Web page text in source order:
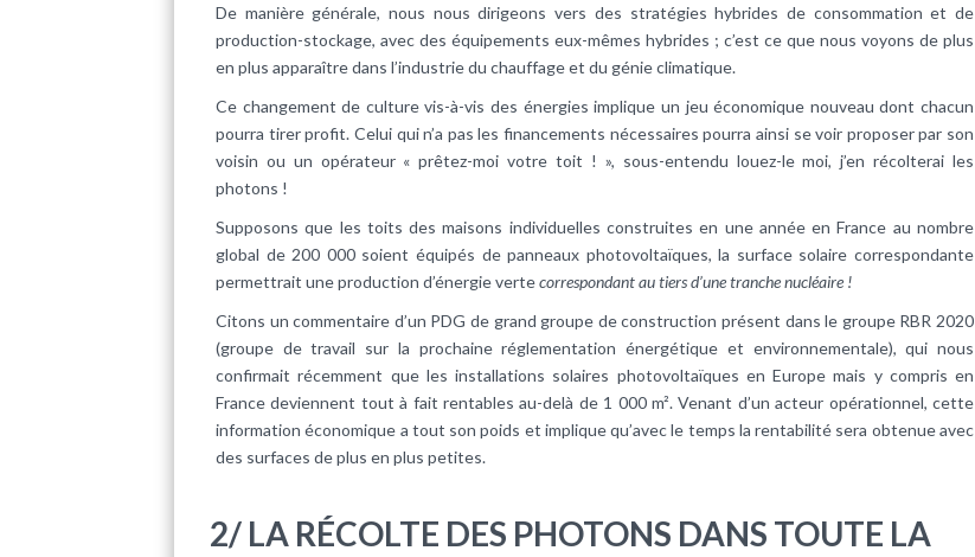
De manière générale, nous nous dirigeons vers des stratégies hybrides de consommation et de
production-stockage, avec des équipements eux-mêmes hybrides ; c’est ce que nous voyons de plus
en plus apparaître dans l’industrie du chauffage et du génie climatique.
Ce changement de culture vis-à-vis des énergies implique un jeu économique nouveau dont chacun
pourra tirer profit. Celui qui n’a pas les financements nécessaires pourra ainsi se voir proposer par son
voisin ou un opérateur « prêtez-moi votre toit ! », sous-entendu louez-le moi, j’en récolterai les
photons !
Supposons que les toits des maisons individuelles construites en une année en France au nombre
global de 200 000 soient équipés de panneaux photovoltaïques, la surface solaire correspondante
permettrait une production d’énergie vertecorrespondant au tiers d’une tranche nucléaire !
Citons un commentaire d’un PDG de grand groupe de construction présent dans le groupe RBR 2020
(groupe de travail sur la prochaine réglementation énergétique et environnementale), qui nous
confirmait récemment que les installations solaires photovoltaïques en Europe mais y compris en
France deviennent tout à fait rentables au-delà de 1 000 m². Venant d’un acteur opérationnel, cette
information économique a tout son poids et implique qu’avec le temps la rentabilité sera obtenue avec
des surfaces de plus en plus petites.
2/ LA RÉCOLTE DES PHOTONS DANS TOUTE LA